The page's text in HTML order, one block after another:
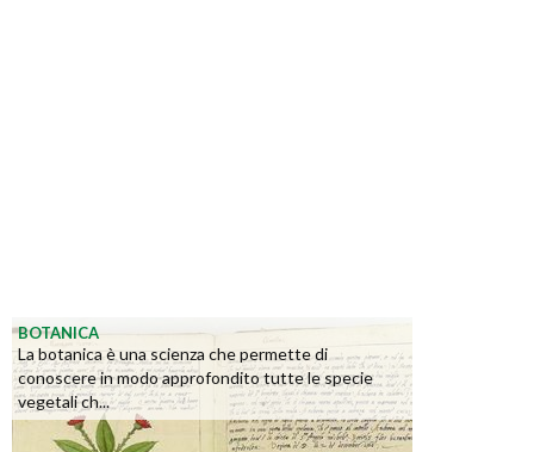
BOTANICA
La botanica è una scienza che permette di
conoscere in modo approfondito tutte le specie
vegetali ch...